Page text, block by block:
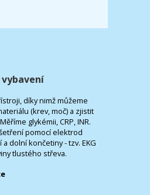
díky nimž můžeme
(krev, moč) a zjistit
glykémii, CRP, INR.
pomocí elektrod
dolní končetiny - tzv. EKG
tlustého střeva.